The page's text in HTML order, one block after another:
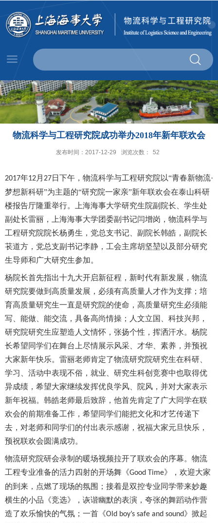
物流科学与工程研究院成功举办2018年新年联欢会
发布时间：2017-12-29 浏览次数： 52
2017年12月 27日下午，物流科学与工程研究院以“青春新物流·
梦想新科研”为主题的“研究院一家亲”新年联欢会在泰山科研
楼报告厅隆重举行。上海海事大学研究生院副院长、学生处
副处长雷丽，上海海事大学团委副书记闫增岗，物流科学与
工程研究院院长杨勇生，党总支书记、副院长韩皓，副院长
苌道方，党总支副书记李静，工会主席胡坚堃以及部分研究
生导师和广大研究生参加。
杨院长首先指出十九大开启新征程，新时代有新发展，物流
研究院要做到高质量发展，必须有高质量人才作为支撑；培
育高质量研究生一直是研究院的使命，高质量研究生必须能
写、能做、能交流，具备高尚情操；人文立国、科技兴邦，
研究院研究生应塑造人文情怀，张扬个性，挥洒汗水。杨院
长希望同学们在舞台上尽情展示风采、才华、素养，并预祝
大家新年快乐。雷丽老师肯定了物流研究院研究生在科研、
学习、活动中表现不俗，就业、研究生科创竞赛中也取得优
异成绩，希望大家继续发挥优良学风、院风，并对大家表示
新年祝福。韩皓老师最后致辞，他首先肯定了广大同学在联
欢会的前期准备工作，希望同学们能把文化和才艺传递下
去，对老师和同学们的付出表示感谢，祝福大家元旦快乐，
预祝联欢会圆满成功。
物流研究院研会录制的暖场视频拉开了联欢会的序幕。物流
工程专业准备的活力四射的开场舞《Good Time》，欢迎大家
的到来，点燃了现场的氛围；接着是双控专业同学带来妙趣
横生的小品《竞选》，诙谐幽默的表演，夸张的舞蹈动作营
造了欢乐愉快的气氛；一首《Old boy’s safe and sound》掀起